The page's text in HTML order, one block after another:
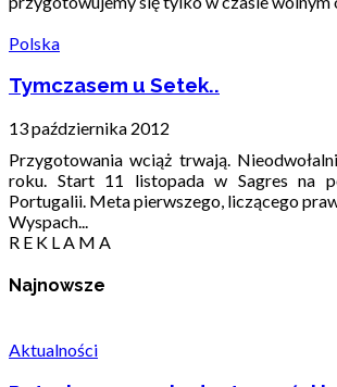
Polska
Tymczasem u Setek..
13 października 2012
Przygotowania wciąż trwają.
roku. Start 11 listopada w Sagres na
Portugalii. Meta pierwszego, liczącego
Wyspach...
R E K L A M A
Najnowsze
Aktualności